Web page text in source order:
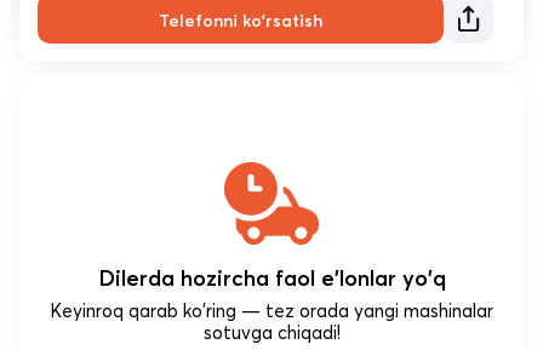
Telefonni ko'rsatish
Dilerda hozircha faol e'lonlar yo'q
Keyinroq qarab ko'ring — tez orada yangi mashinalar
sotuvga chiqadi!